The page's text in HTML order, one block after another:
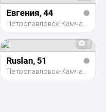
Евгения, 44
Петропавловск-Камчатский
2
Ruslan, 51
Петропавловск-Камчатский